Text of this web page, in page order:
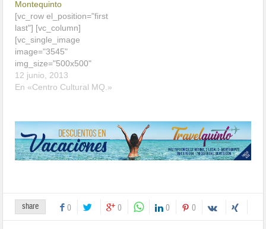
Montequinto
[vc_row el_position="first
last"] [vc_column]
[vc_single_image
image="3545"
img_size="500x500"
img_link_target="_self"
el_position="first"]
dirigidas a público infantil
y Pilates y
acondicionamiento físico
para adultos
de agosto (ambos
inclusive). Más
12 junio, 2013
En «Centro Cultural MQ.»
share 0 0 0 0